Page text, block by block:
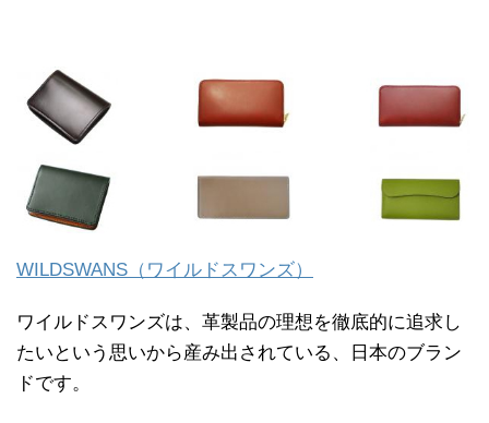
WILDSWANS（ワイルドスワンズ）
ワイルドスワンズは、革製品の理想を徹底的に追求し
たいという思いから産み出されている、日本のブラン
ドです。